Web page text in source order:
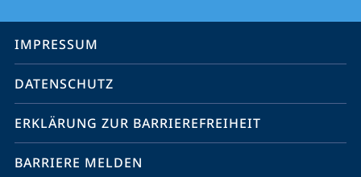
Service-
Navigation
IMPRESSUM
DATENSCHUTZ
ERKLÄRUNG ZUR BARRIEREFREIHEIT
BARRIERE MELDEN